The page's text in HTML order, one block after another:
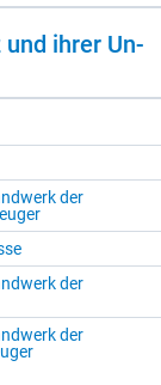
und ih­rer Un­
der
der
der